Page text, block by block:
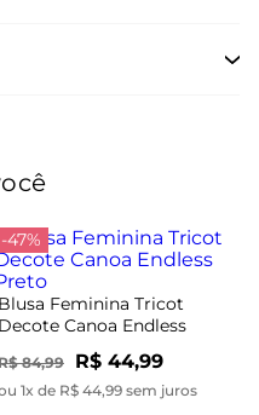
-47%
Blusa Feminina Tricot
Decote Canoa Endless
84,99 R$ 44,99
1x de R$ 44,99 sem juros